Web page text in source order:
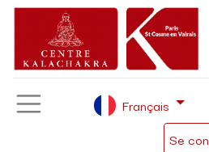
Se
Français